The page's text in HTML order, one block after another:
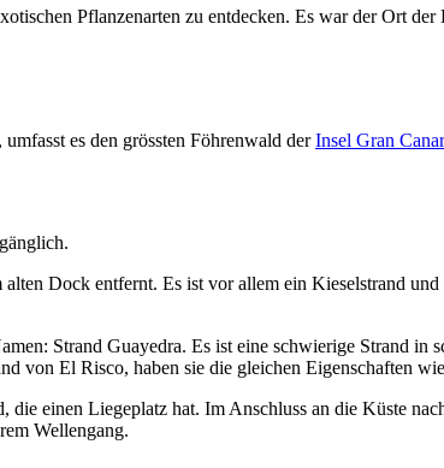
Pflanzenarten zu entdecken. Es war der Ort
es den grössten Föhrenwald derInsel Gran
Dock entfernt. Es ist vor allem ein Kieselstrand und
Strand Guayedra. Es ist eine schwierige Strand in
von El Risco, haben sie die gleichen Eigenschaften
die einen Liegeplatz hat. Im Anschluss an die Küste
Wellengang.